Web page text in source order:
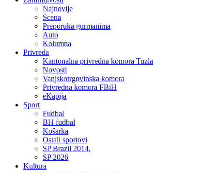
Najnovije
Scena
Preporuka gurmanima
Auto
Kolumna
Privreda
Kantonalna privredna komora Tuzla
Novosti
Vanjskotrgovinska komora
Privredna komora FBiH
eKapija
Sport
Fudbal
BH fudbal
Košarka
Ostali sportovi
SP Brazil 2014.
SP 2026
Kultura